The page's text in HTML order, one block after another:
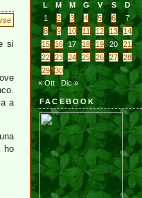
si
a
ho
L M M G V S
D
1
2 3 4 5 6
7
8
9 10 11 12 13
14
15
16 17 18 19 20
21
22
23 24 25 26 27
28
29
30
« Ott
Dic »
FACEBOOK